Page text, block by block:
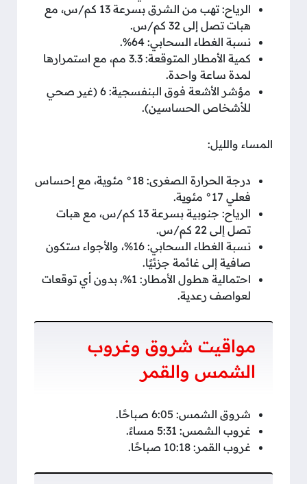
الرياح: تهب من الشرق بسرعة 13 كم/س، مع
هبات تصل إلى 32 كم/س.
نسبة الغطاء السحابي: 64%.
كمية الأمطار المتوقعة: 3.3 مم، مع استمرارها
لمدة ساعة واحدة.
مؤشر الأشعة فوق البنفسجية: 6 (غير صحي
للأشخاص الحساسين).
المساء والليل:
درجة الحرارة الصغرى: 18° مئوية، مع إحساس
فعلي 17° مئوية.
الرياح: جنوبية بسرعة 13 كم/س، مع هبات
تصل إلى 22 كم/س.
نسبة الغطاء السحابي: 16%، والأجواء ستكون
صافية إلى غائمة جزئيًا.
احتمالية هطول الأمطار: 1%، بدون أي توقعات
لعواصف رعدية.
مواقيت شروق وغروب
الشمس والقمر
شروق الشمس: 6:05 صباحًا.
غروب الشمس: 5:31 مساءً.
غروب القمر: 10:18 صباحًا.